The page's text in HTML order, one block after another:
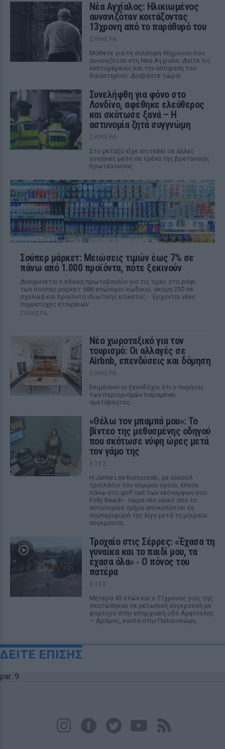
Νέα Αγχίαλος: Ηλικιωμένος
αυνανιζόταν κοιτάζοντας
13χρονη από το παράθυρό του
ΣΉΜΕΡΑ
Μάθετε για τη σύλληψη 66χρονου που
αυνανιζόταν στη Νέα Αγχίαλο. Δείτε τις
λεπτομέρειες και την απόφαση του
δικαστηρίου. Διαβάστε τώρα!
Συνελήφθη για φόνο στο
Λονδίνο, αφέθηκε ελεύθερος
και σκότωσε ξανά – Η
αστυνομία ζητά συγγνώμη
ΣΉΜΕΡΑ
Στο μεταξύ είχε επιτεθεί σε άλλες
γυναίκες μέσα σε τρένα της βρετανικής
πρωτεύουσας
Σούπερ μάρκετ: Μειώσεις τιμών έως 7% σε
πάνω από 1.000 προϊόντα, πότε ξεκινούν
Διευρύνεται η εθνική πρωτοβουλία για τις τιμές στο ράφι
των σούπερ μάρκετ: 686 επώνυμοι κωδικοί, ακόμη 230 σε
σχολικά και προϊόντα ιδιωτικής ετικέτας - Έρχονται νέες
συμμετοχές εταιρειών
ΣΉΜΕΡΑ
Νέο χωροταξικό για τον
τουρισμό: Οι αλλαγές σε
Airbnb, επενδύσεις και δόμηση
ΣΉΜΕΡΑ
Επιμένουν οι ξενοδόχοι ότι ο πυρήνας
των περιορισμών παραμένει
αμετάβλητος
«Θέλω τον μπαμπά μου»: Το
βίντεο της μεθυσμένης οδηγού
που σκότωσε νύφη ώρες μετά
τον γάμο της
ΧΤΕΣ
Η Jamie Lee Komoroski, με αλκοόλ
τριπλάσιο του νόμιμου ορίου, έπεσε
πάνω στο golf cart των νεόνυμφων στο
Folly Beach - τώρα νέο υλικό από το
αστυνομικό τμήμα αποκαλύπτει τη
συμπεριφορά της λίγο μετά τη μοιραία
σύγκρουση
Τροχαίο στις Σέρρες: «Έχασα τη
γυναίκα και το παιδί μου, τα
έχασα όλα» ‑ Ο πόνος του
πατέρα
ΧΤΕΣ
Μητέρα 43 ετών και ο 21χρονος γιος της
σκοτώθηκαν σε μετωπική σύγκρουση με
φορτηγό στην επαρχιακή οδό Αμφίπολης
– Δράμας, κοντά στην Παλαιοκώμη.
ΔΕΙΤΕ ΕΠΙΣΗΣ
par: 9